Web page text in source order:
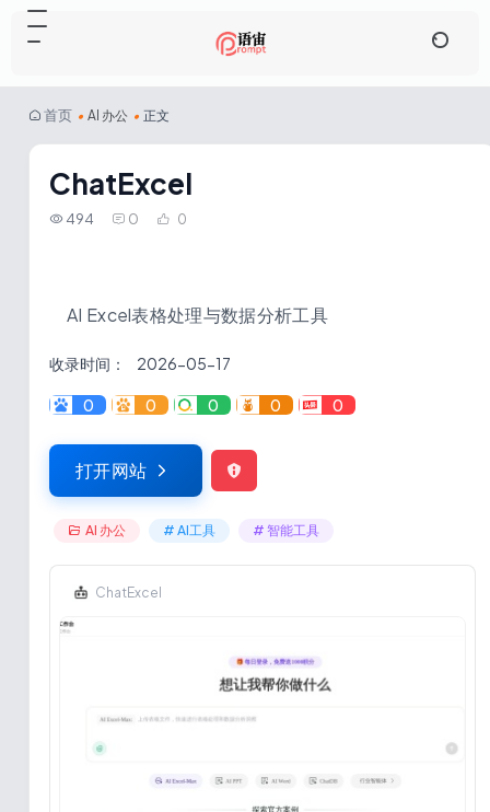
首页 • AI 办公 • 正文
ChatExcel
494 0 0
AI Excel表格处理与数据分析工具
收录时间： 2026-05-17
0 0 0 0 0
打开网站
AI 办公 # AI工具 # 智能工具
ChatExcel